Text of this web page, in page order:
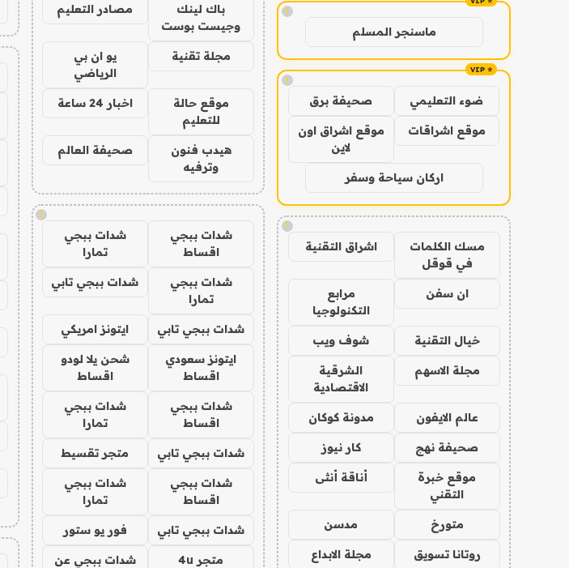
!
ماسنجر المسلم
!
ضوء التعليمي صحيفة برق
موقع اشراقات
موقع اشراق اون
لاين
اركان سياحة وسفر
!
مسك الكلمات
في قوقل
اشراق التقنية
ان سفن
مرابع
التكنولوجيا
خيال التقنية شوف ويب
مجلة الاسهم
الشرقية
الاقتصادية
عالم الايفون مدونة كوكان
صحيفة نهج كار نيوز
موقع خبرة
التقني
أناقة أنثى
متورخ مدسن
روتانا تسويق مجلة الابداع
باك لينك
وجيست بوست
مصادر التعليم
مجلة تقنية
يو ان بي
الرياضي
موقع حالة
للتعليم
اخبار 24 ساعة
هيدب فنون
وترفيه
صحيفة العالم
!
شدات ببجي
اقساط
شدات ببجي
تمارا
شدات ببجي
تمارا
شدات ببجي تابي
شدات ببجي تابي ايتونز امريكي
ايتونز سعودي
اقساط
شحن يلا لودو
اقساط
شدات ببجي
اقساط
شدات ببجي
تمارا
شدات ببجي تابي متجر تقسيط
شدات ببجي
اقساط
شدات ببجي
تمارا
شدات ببجي تابي فور يو ستور
متجر 4u
شدات ببجي عن